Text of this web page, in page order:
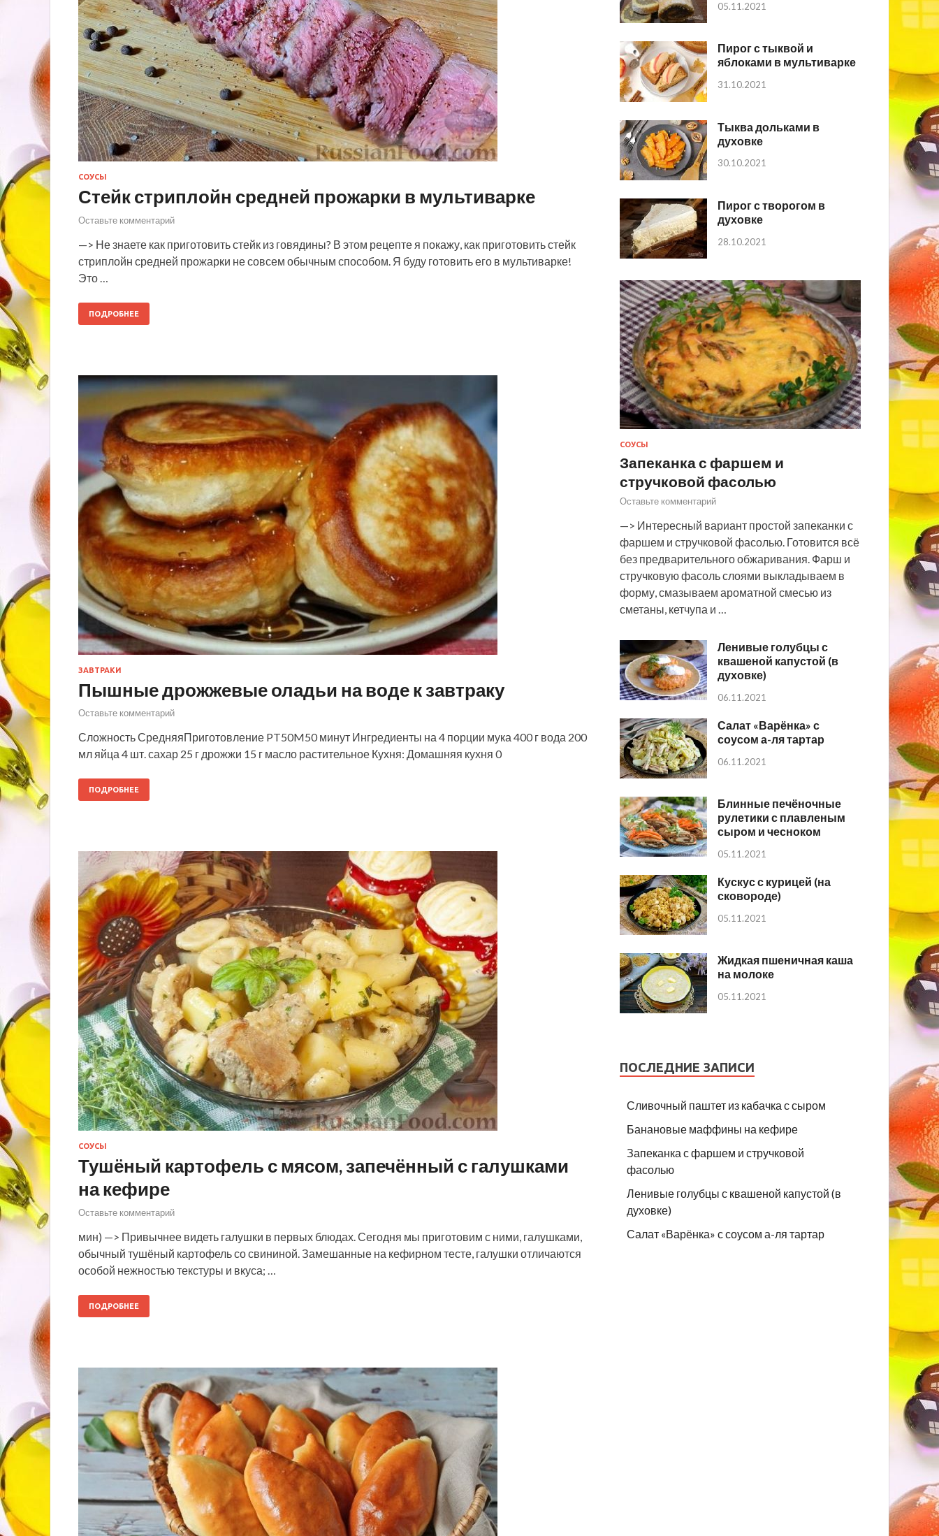
СОУСЫ
Стейк стриплойн средней прожарки в мультиварке
Оставьте комментарий
—> Не знаете как приготовить стейк из говядины? В этом рецепте я покажу, как приготовить стейк
стриплойн средней прожарки не совсем обычным способом. Я буду готовить его в мультиварке!
Это …
ПОДРОБНЕЕ
ЗАВТРАКИ
Пышные дрожжевые оладьи на воде к завтраку
Оставьте комментарий
Сложность СредняяПриготовление PT50M50 минут Ингредиенты на 4 порции мука 400 г вода 200
мл яйца 4 шт. сахар 25 г дрожжи 15 г масло растительное Кухня: Домашняя кухня 0
ПОДРОБНЕЕ
СОУСЫ
Тушёный картофель с мясом, запечённый с галушками
на кефире
Оставьте комментарий
мин) —> Привычнее видеть галушки в первых блюдах. Сегодня мы приготовим с ними, галушками,
обычный тушёный картофель со свининой. Замешанные на кефирном тесте, галушки отличаются
особой нежностью текстуры и вкуса; …
ПОДРОБНЕЕ
05.11.2021
Пирог с тыквой и
яблоками в мультиварке
31.10.2021
Тыква дольками в
духовке
30.10.2021
Пирог с творогом в
духовке
28.10.2021
СОУСЫ
Запеканка с фаршем и
стручковой фасолью
Оставьте комментарий
—> Интересный вариант простой запеканки с
фаршем и стручковой фасолью. Готовится всё
без предварительного обжаривания. Фарш и
стручковую фасоль слоями выкладываем в
форму, смазываем ароматной смесью из
сметаны, кетчупа и …
Ленивые голубцы с
квашеной капустой (в
духовке)
06.11.2021
Салат «Варёнка» с
соусом а-ля тартар
06.11.2021
Блинные печёночные
рулетики с плавленым
сыром и чесноком
05.11.2021
Кускус с курицей (на
сковороде)
05.11.2021
Жидкая пшеничная каша
на молоке
05.11.2021
ПОСЛЕДНИЕ ЗАПИСИ
Сливочный паштет из кабачка с сыром
Банановые маффины на кефире
Запеканка с фаршем и стручковой
фасолью
Ленивые голубцы с квашеной капустой (в
духовке)
Салат «Варёнка» с соусом а-ля тартар